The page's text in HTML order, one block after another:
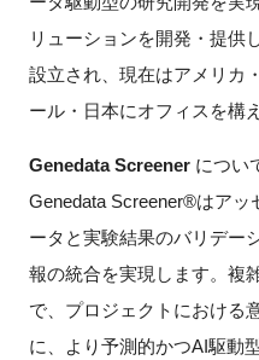
リューションを開発・提供
設立され、現在はアメリカ
ール・日本にオフィスを構
Genedata Screenerについ
Genedata Screener®はア
ータと実験結果のバリデー
報の統合を実現します。複
で、プロジェクトにおける
に、より予測的かつAI駆動